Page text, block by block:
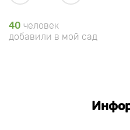
40 человек
добавили в мой сад